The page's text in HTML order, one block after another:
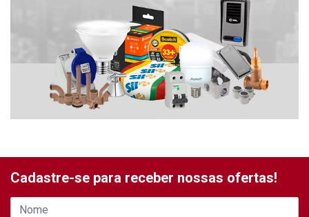
Cadastre-se para receber nossas ofertas!